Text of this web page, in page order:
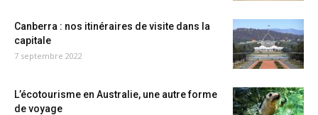
Canberra : nos itinéraires de visite dans la
capitale
7 septembre 2022
L’écotourisme en Australie, une autre forme
de voyage